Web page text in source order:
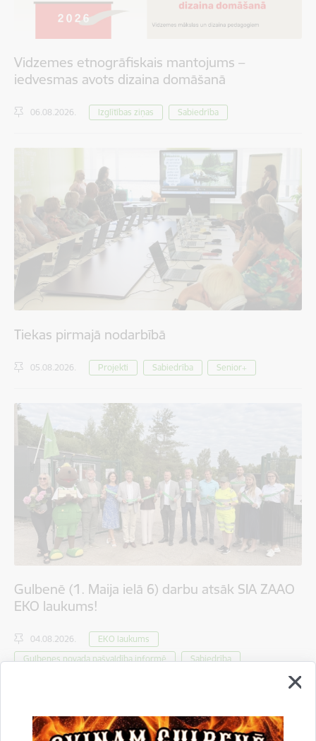
Vidzemes etnogrāfiskais mantojums –
iedvesmas avots dizaina domāšanā
06.08.2026. Izglītības ziņas Sabiedrība
Tiekas pirmajā nodarbībā
05.08.2026. Projekti Sabiedrība Senior+
Gulbenē (1. Maija ielā 6) darbu atsāk SIA ZAAO
EKO laukums!
04.08.2026.
EKO laukums
Gulbenes novada pašvaldība informē
Sabiedrība